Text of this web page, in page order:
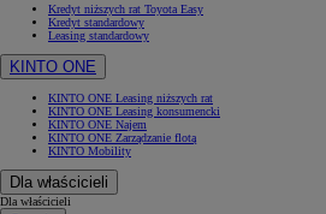
Kredyt niższych rat Toyota Easy
Kredyt standardowy
Leasing standardowy
KINTO ONE
KINTO ONE Leasing niższych rat
KINTO ONE Leasing konsumencki
KINTO ONE Najem
KINTO ONE Zarządzanie flotą
KINTO Mobility
Dla właścicieli
Dla właścicieli